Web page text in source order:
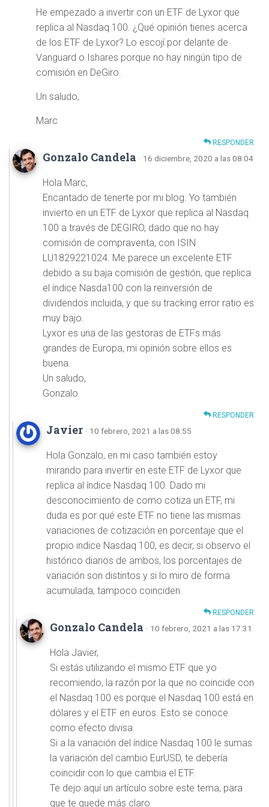
He empezado a invertir con un ETF de Lyxor que
replica al Nasdaq 100. ¿Qué opinión tienes acerca
de los ETF de Lyxor? Lo escojí por delante de
Vanguard o Ishares porque no hay ningún tipo de
comisión en DeGiro.
Un saludo,
Marc
RESPONDER
Gonzalo Candela · 16 diciembre, 2020 a las 08:04
Hola Marc,
Encantado de tenerte por mi blog. Yo también
invierto en un ETF de Lyxor que replica al Nasdaq
100 a través de DEGIRO, dado que no hay
comisión de compraventa, con ISIN
LU1829221024. Me parece un excelente ETF
debido a su baja comisión de gestión, que replica
el índice Nasda100 con la reinversión de
dividendos incluida, y que su tracking error ratio es
muy bajo.
Lyxor es una de las gestoras de ETFs más
grandes de Europa, mi opinión sobre ellos es
buena.
Un saludo,
Gonzalo
RESPONDER
Javier · 10 febrero, 2021 a las 08:55
Hola Gonzalo, en mi caso también estoy
mirando para invertir en este ETF de Lyxor que
replica al índice Nasdaq 100. Dado mi
desconocimiento de como cotiza un ETF, mi
duda es por qué este ETF no tiene las mismas
variaciones de cotización en porcentaje que el
propio indice Nasdaq 100, es decir, si observo el
histórico diarios de ambos, los porcentajes de
variación son distintos y si lo miro de forma
acumulada, tampoco coinciden.
RESPONDER
Gonzalo Candela · 10 febrero, 2021 a las 17:31
Hola Javier,
Si estás utilizando el mismo ETF que yo
recomiendo, la razón por la que no coincide con
el Nasdaq 100 es porque el Nasdaq 100 está en
dólares y el ETF en euros. Esto se conoce
como efecto divisa.
Si a la variación del índice Nasdaq 100 le sumas
la variación del cambio EurUSD, te debería
coincidir con lo que cambia el ETF.
Te dejo aquí un artículo sobre este tema, para
que te quede más claro